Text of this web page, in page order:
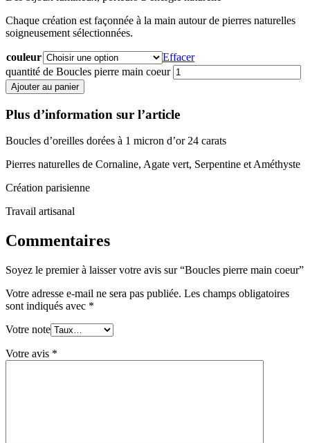
Chaque création est façonnée à la main autour de pierres naturelles
soigneusement sélectionnées.
couleur
Effacer
quantité de Boucles pierre main coeur
Ajouter au panier
Plus d’information sur l’article
Boucles d’oreilles dorées à 1 micron d’or 24 carats
Pierres naturelles de Cornaline, Agate vert, Serpentine et Améthyste
Création parisienne
Travail artisanal
Commentaires
Soyez le premier à laisser votre avis sur “Boucles pierre main coeur”
Votre adresse e-mail ne sera pas publiée. Les champs obligatoires
sont indiqués avec *
Votre note
Votre avis *